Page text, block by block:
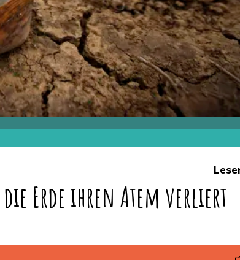
Erde ihren Atem verliert